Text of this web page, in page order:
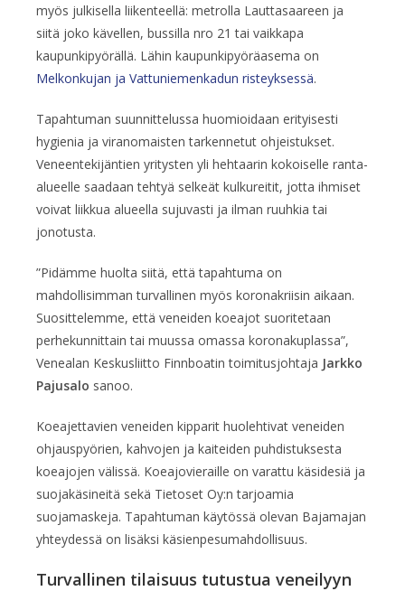
myös julkisella liikenteellä: metrolla Lauttasaareen ja
siitä joko kävellen, bussilla nro 21 tai vaikkapa
kaupunkipyörällä. Lähin kaupunkipyöräasema on
Melkonkujan ja Vattuniemenkadun risteyksessä.
Tapahtuman suunnittelussa huomioidaan erityisesti
hygienia ja viranomaisten tarkennetut ohjeistukset.
Veneentekijäntien yritysten yli hehtaarin kokoiselle ranta-
alueelle saadaan tehtyä selkeät kulkureitit, jotta ihmiset
voivat liikkua alueella sujuvasti ja ilman ruuhkia tai
jonotusta.
”Pidämme huolta siitä, että tapahtuma on
mahdollisimman turvallinen myös koronakriisin aikaan.
Suosittelemme, että veneiden koeajot suoritetaan
perhekunnittain tai muussa omassa koronakuplassa”,
Venealan Keskusliitto Finnboatin toimitusjohtaja Jarkko
Pajusalo sanoo.
Koeajettavien veneiden kipparit huolehtivat veneiden
ohjauspyörien, kahvojen ja kaiteiden puhdistuksesta
koeajojen välissä. Koeajovieraille on varattu käsidesiä ja
suojakäsineitä sekä Tietoset Oy:n tarjoamia
suojamaskeja. Tapahtuman käytössä olevan Bajamajan
yhteydessä on lisäksi käsienpesumahdollisuus.
Turvallinen tilaisuus tutustua veneilyyn